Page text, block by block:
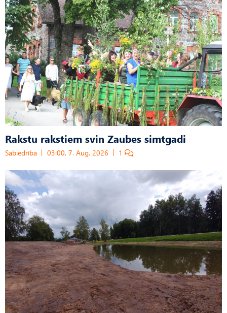
Rakstu rakstiem svin Zaubes simtgadi
Sabiedrība 03:00, 7. Aug, 2026 1